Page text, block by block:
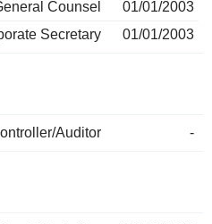
Counsel
01/01/2003
Secretary
01/01/2003
Auditor -